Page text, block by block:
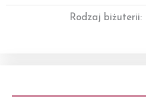
Rodzaj biżuterii: